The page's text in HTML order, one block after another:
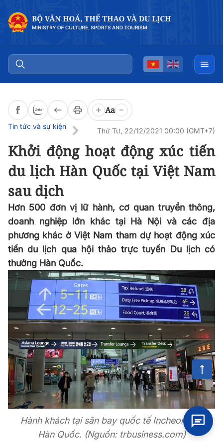
Aa
Tin tức và sự kiện
Thứ Tư, 22/12/2021 00:00 (GMT+7)
Khởi động hoạt động xúc tiến
du lịch Hàn Quốc tại Việt Nam
sau dịch
Hơn 500 đơn vị lữ hành, cơ quan truyền thông,
doanh nghiệp lớn khác tại Hà Nội và các địa
phương khác ở Việt Nam tham dự hoạt động xúc
tiến du lịch qua hội thảo trực tuyến Du lịch có
thưởng Hàn Quốc.
Hành khách tại sân bay quốc tế Incheon của
Hàn Quốc. (Nguồn: trbusiness.com)
Đọc bài